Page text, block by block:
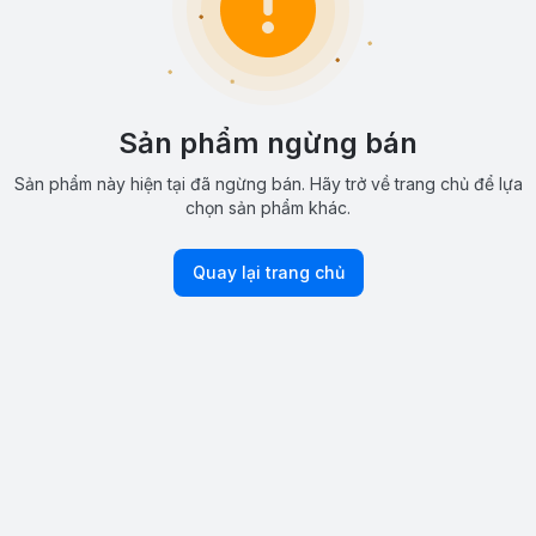
Sản phẩm ngừng bán
Sản phẩm này hiện tại đã ngừng bán. Hãy trở về trang chủ để lựa
chọn sản phẩm khác.
Quay lại trang chủ